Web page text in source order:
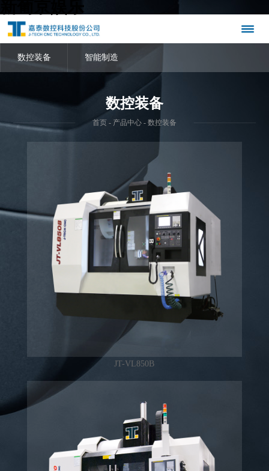
新葡京娱乐
数控装备 智能制造
数控装备
首页 - 产品中心 - 数控装备
JT-VL850B